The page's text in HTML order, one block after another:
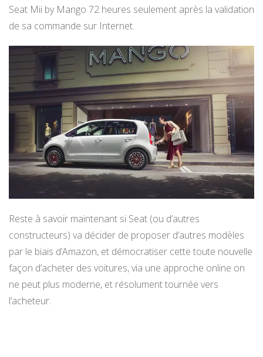
Seat Mii by Mango 72 heures seulement après la validation
de sa commande sur Internet.
Reste à savoir maintenant si Seat (ou d’autres
constructeurs) va décider de proposer d’autres modèles
par le biais d’Amazon, et démocratiser cette toute nouvelle
façon d’acheter des voitures, via une approche online on
ne peut plus moderne, et résolument tournée vers
l’acheteur.